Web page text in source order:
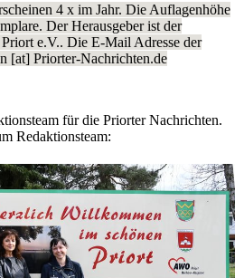
4 x im Jahr. Die Auflagenhöhe
Der Herausgeber ist der
e.V.. Die E-Mail Adresse der
[at] Priorter-Nachrichten.de
für die Priorter Nachrichten.
Redaktionsteam: